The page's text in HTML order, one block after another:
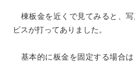
棟板金を近くで見てみると、写
ビスが打ってありました。
基本的に板金を固定する場合は